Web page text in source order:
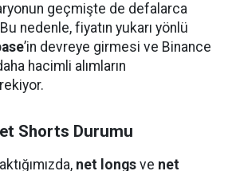
geçmişte de defalarca
nedenle, fiyatın yukarı yönlü
’in devreye girmesi ve Binance
hacimli alımların
Shorts Durumu
net longs ve net